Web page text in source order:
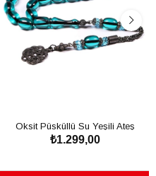
Oksit Püsküllü Su Yeşili Ateş
Kehribar Tesbih
₺1.299,00